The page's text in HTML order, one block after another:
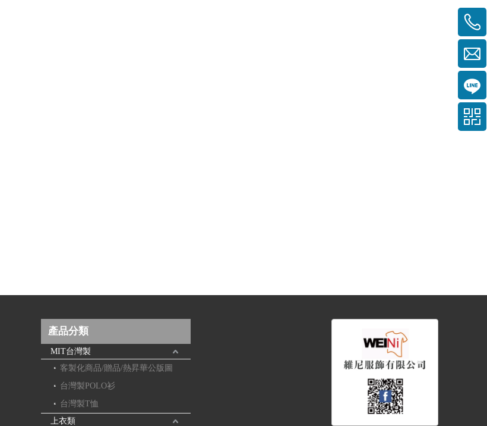
產品分類
MIT台灣製
客製化商品/贈品/熱昇華公版圖
台灣製POLO衫
台灣製T恤
上衣類